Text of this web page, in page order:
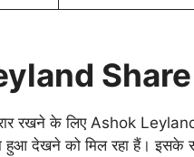
रखने के लिए Ashok
देखने को मिल रहा हैं। इसके